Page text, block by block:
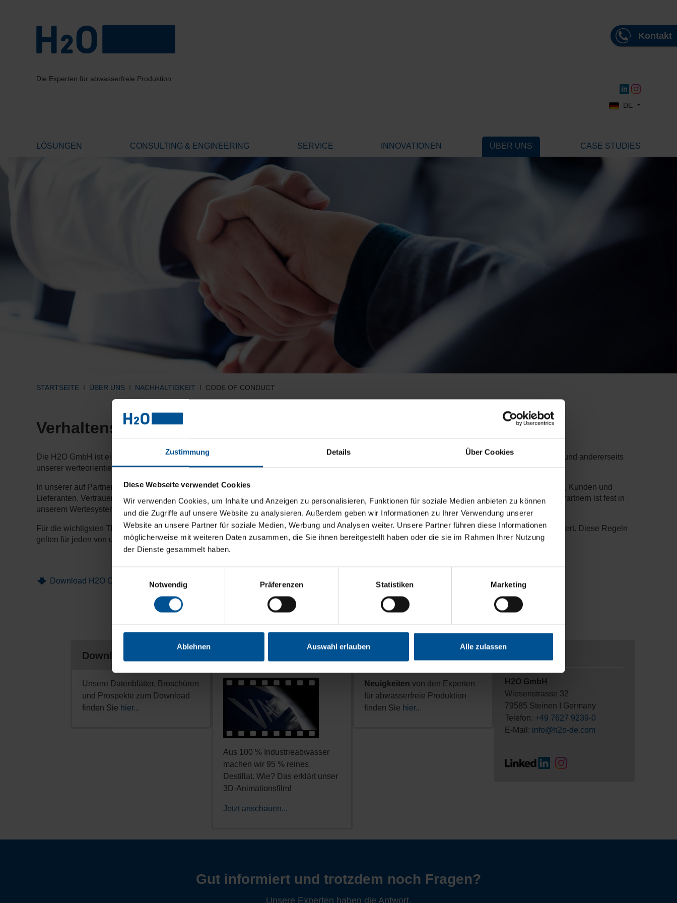
Zustimmung Details Über Cookies
Diese Webseite verwendet Cookies
Wir verwenden Cookies, um Inhalte und Anzeigen zu personalisieren, Funktionen für soziale Medien anbieten zu können
und die Zugriffe auf unsere Website zu analysieren. Außerdem geben wir Informationen zu Ihrer Verwendung unserer
Website an unsere Partner für soziale Medien, Werbung und Analysen weiter. Unsere Partner führen diese Informationen
möglicherweise mit weiteren Daten zusammen, die Sie ihnen bereitgestellt haben oder die sie im Rahmen Ihrer Nutzung
der Dienste gesammelt haben.
Notwendig
Präferenzen Statistiken Marketing
Ablehnen Auswahl erlauben Alle zulassen
Kontakt
Die Experten für abwasserfreie Produktion
Sprache auswählen
DE
LÖSUNGEN CONSULTING & ENGINEERING SERVICE INNOVATIONEN ÜBER UNS CASE STUDIES
STARTSEITE ÜBER UNS NACHHALTIGKEIT CODE OF CONDUCT
Verhaltensregeln im Geschäftsleben
Die H2O GmbH ist ein international tätiges und erfolgreiches Unternehmen. Diesen Erfolg verdanken wir einerseits unserer Technologieführerschaft und andererseits
unserer werteorientierten Unternehmensführung.
In unserer auf Partnerschaftlichkeit ausgerichteten Unternehmenskultur achten wir stark auf die Pflege sozialer Beziehungen zu unseren Mitarbeitern, Kunden und
Lieferanten. Vertrauen, Fairness und Respekt stehen dabei immer im Mittelpunkt unseres Handelns. Ein verantwortungsvoller Umgang mit unseren Partnern ist fest in
unserem Wertesystem verankert. Wir alle haben die Verpflichtung diesem auch in Zukunft gerecht zu werden.
Für die wichtigsten Themen haben wir einen Verhaltenskodex für unser Geschäftsleben zusammengestellt, der auch für rechtliche Risiken sensibilisiert. Diese Regeln
gelten für jeden von uns.
Download H2O Code of Conduct
H2O GmbH
Wiesenstrasse 32
79585 Steinen I Germany
Telefon: +49 7627 9239-0
E-Mail: info@h2o-de.com
Neuigkeiten von den Experten
für abwasserfreie Produktion
finden Sie hier...
Aus 100 % Industrieabwasser
machen wir 95 % reines
Destillat. Wie? Das erklärt unser
3D-Animationsfilm!
Jetzt anschauen...
Downloads
Unsere Datenblätter, Broschüren
und Prospekte zum Download
finden Sie hier...
Gut informiert und trotzdem noch Fragen?
Unsere Experten haben die Antwort.